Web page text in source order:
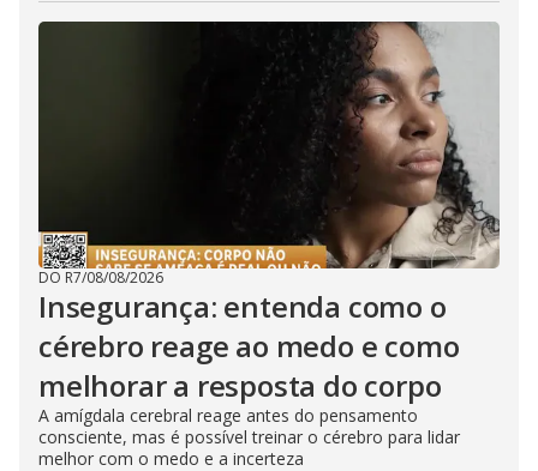
DO R7/08/08/2026
Insegurança: entenda como o
cérebro reage ao medo e como
melhorar a resposta do corpo
A amígdala cerebral reage antes do pensamento
consciente, mas é possível treinar o cérebro para lidar
melhor com o medo e a incerteza